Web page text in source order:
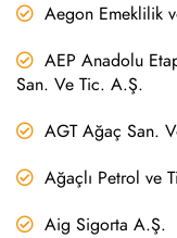
Aegon Emeklilik
AEP Anadolu
San. Ve Tic. A.Ş.
AGT Ağaç San.
Ağaçlı Petrol ve
Aig Sigorta A.Ş.